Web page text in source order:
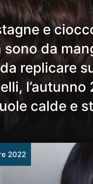
e
sono da
replicare
l’autunno
calde e
2022